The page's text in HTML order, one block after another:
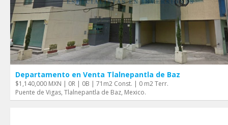
Departamento en Venta Tlalnepantla de Baz
$1,140,000 MXN | 0R | 0B | 71m2 Const. | 0 m2 Terr.
Puente de Vigas, Tlalnepantla de Baz, Mexico.